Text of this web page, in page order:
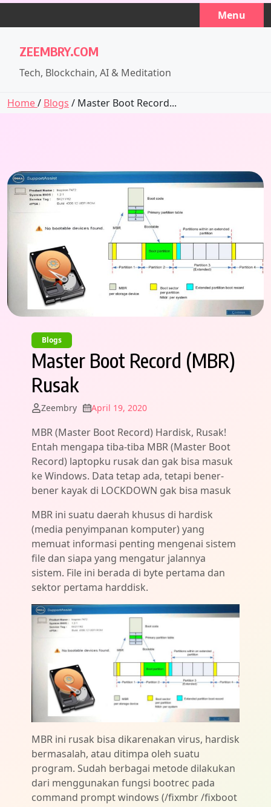
Skip
Menu
ZEEMBRY.COM
Tech, Blockchain, AI & Meditation
Home/ Blogs / Master Boot Record...
Blogs
Master Boot Record (MBR)
Rusak
Zeembry April 19, 2020
MBR (Master Boot Record) Hardisk, Rusak!
Entah mengapa tiba-tiba MBR (Master Boot
Record) laptopku rusak dan gak bisa masuk
ke Windows. Data tetap ada, tetapi bener-
bener kayak di LOCKDOWN gak bisa masuk
MBR ini suatu daerah khusus di hardisk
(media penyimpanan komputer) yang
memuat informasi penting mengenai sistem
file dan siapa yang mengatur jalannya
sistem. File ini berada di byte pertama dan
sektor pertama harddisk.
MBR ini rusak bisa dikarenakan virus, hardisk
bermasalah, atau ditimpa oleh suatu
program. Sudah berbagai metode dilakukan
dari menggunakan fungsi bootrec pada
command prompt windows (/fixmbr /fixboot